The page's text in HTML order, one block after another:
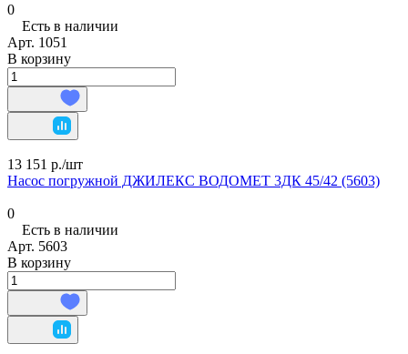
0
Есть в наличии
Арт. 1051
В корзину
13 151 р./шт
Насос погружной ДЖИЛЕКС ВОДОМЕТ 3ДК 45/42 (5603)
0
Есть в наличии
Арт. 5603
В корзину